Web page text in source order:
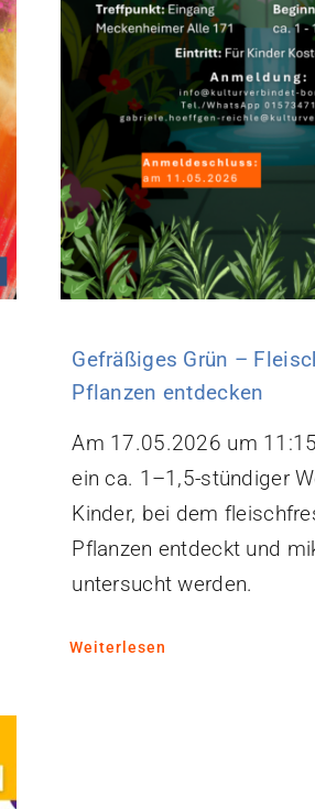
Gefräßiges Grün –
Pflanzen entdecken
Am 17.05.2026 um
ein ca. 1–1,5-stündiger
Kinder, bei dem
Pflanzen entdeckt und
untersucht werden.
Weiterlesen